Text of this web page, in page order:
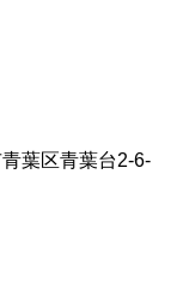
青葉区青葉台2-6-